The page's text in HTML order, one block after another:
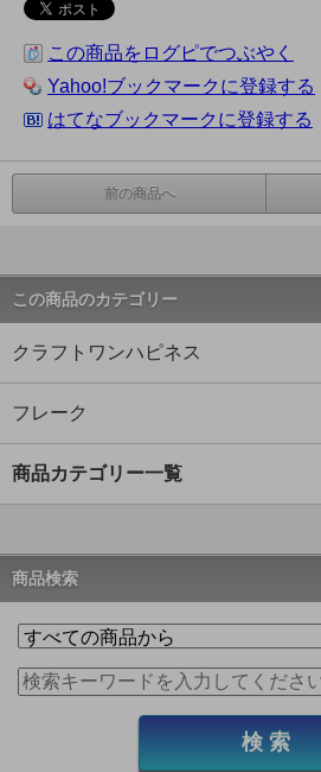
この商品をログピでつぶやく
Yahoo!ブックマークに登録する
はてなブックマークに登録する
前の商品へ
この商品のカテゴリー
クラフトワンハピネス
フレーク
商品カテゴリー一覧
商品検索